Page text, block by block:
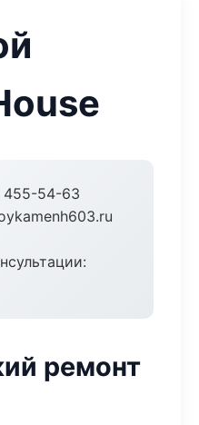
455-54-63
ремонт